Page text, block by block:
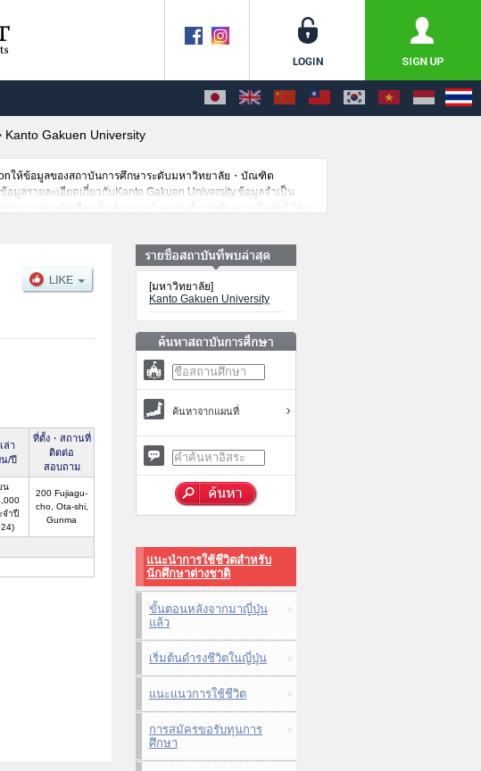
Kanto Gakuen University
ให้ข้อมูลของสถาบันการศึกษาระดับมหาวิทยาลัย・บัณฑิต
รายละเอียดเกี่ยวกับKanto Gakuen University,ข้อมูลจำเป็น
การสอบคัดเลือกเป็นต้น,แนะนำสถานที่,การเดินทางเป็นต้นไว้ด้วย
ล่า
น/ปี
ที่ตั้ง・สถานที่
ติดต่อ
สอบถาม
น
จำปี
200 Fujiagu-
cho, Ota-shi,
Gunma
[มหาวิทยาลัย]
Kanto Gakuen University
ค้นหาจากแผนที่
แนะนำการใช้ชีวิตสำหรับ
นักศึกษาต่างชาติ
ขั้นตอนหลังจากมาญี่ปุ่น
แล้ว
เริ่มต้นดำรงชีวิตในญี่ปุ่น
แนะแนวการใช้ชีวิต
การสมัครขอรับทุนการ
ศึกษา